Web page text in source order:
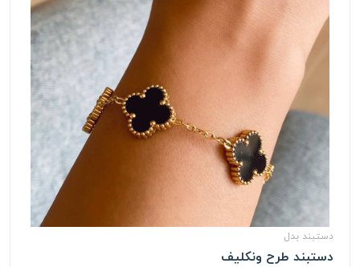
دستبند بدل
دستبند طرح ونکلیف